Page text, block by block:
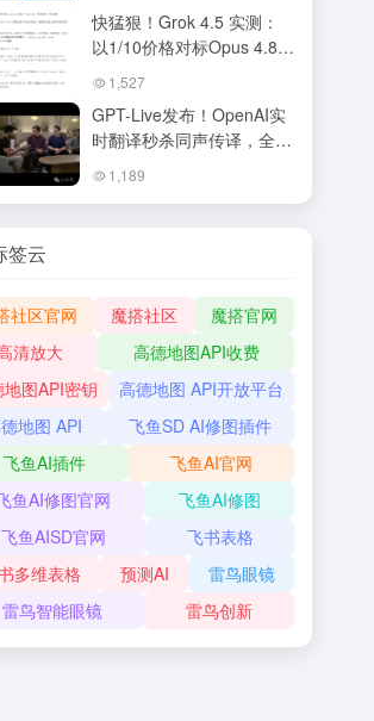
Fable 5
快猛狠！Grok 4.5 实测：
以1/10价格对标Opus 4.8的
编程新王
1,527
GPT-Live发布！OpenAI实
时翻译秒杀同声传译，全双
工语音交互让ChatGPT变
身真人
1,189
签云
社区官网 魔搭社区
魔搭官网
清放大
高德地图API收费
图API密钥
高德地图 API开放平台
地图 API
飞鱼SD AI修图插件
飞鱼AI插件
飞鱼AI官网
鱼AI修图官网
飞鱼AI修图
飞鱼AISD官网
飞书表格
多维表格
预测AI
雷鸟眼镜
雷鸟智能眼镜
雷鸟创新